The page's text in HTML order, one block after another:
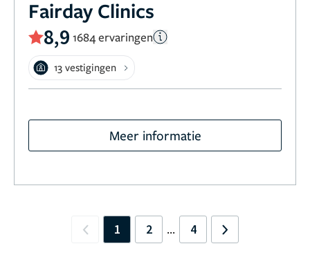
Fairday Clinics
8,9 1684 ervaringen
13 vestigingen
Meer informatie
Previous
1 2 ... 4 Next